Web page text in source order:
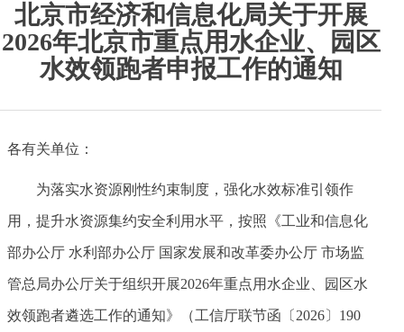
北京市经济和信息化局关于开展
2026年北京市重点用水企业、园区
水效领跑者申报工作的通知
各有关单位：
为落实水资源刚性约束制度，强化水效标准引领作
用，提升水资源集约安全利用水平，按照《工业和信息化
部办公厅 水利部办公厅 国家发展和改革委办公厅 市场监
管总局办公厅关于组织开展2026年重点用水企业、园区水
效领跑者遴选工作的通知》（工信厅联节函〔2026〕190